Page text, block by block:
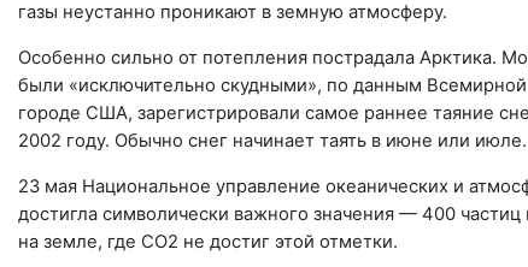
газы неустанно проникают в земную атмосферу.
Особенно сильно от потепления пострадала Арктика.
были «исключительно скудными», по данным
городе США, зарегистрировали самое раннее таяние
2002 году. Обычно снег начинает таять в июне или июле.
23 мая Национальное управление океанических и
достигла символически важного значения — 400
на земле, где CO2 не достиг этой отметки.